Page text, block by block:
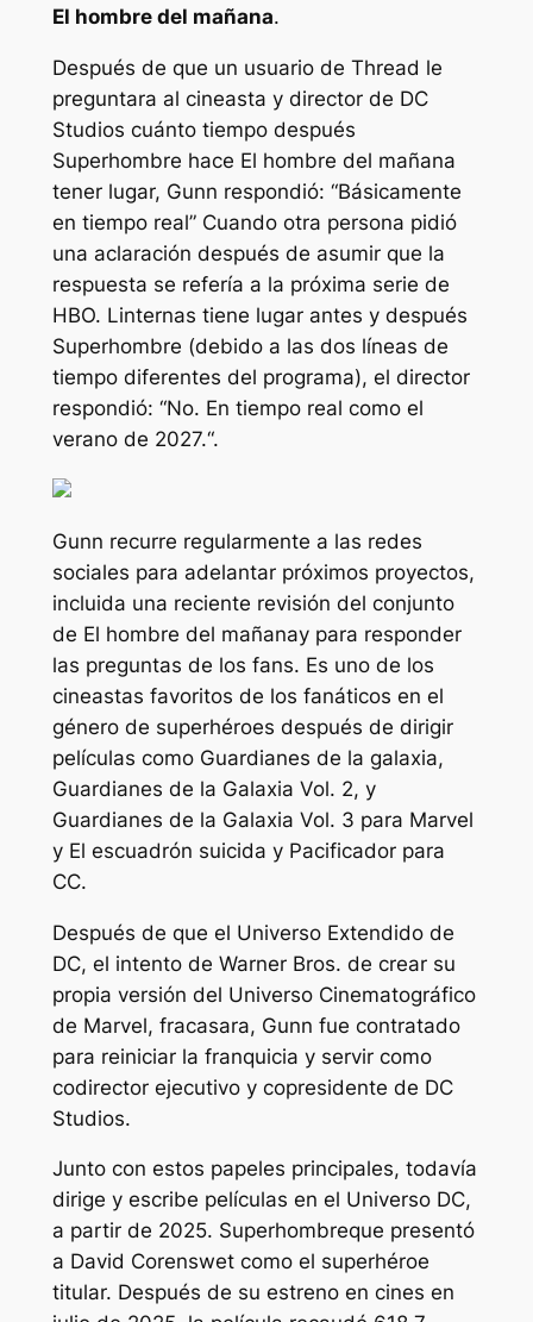
El hombre del mañana.
Después de que un usuario de Thread le
preguntara al cineasta y director de DC
Studios cuánto tiempo después
Superhombre hace El hombre del mañana
tener lugar, Gunn respondió: “Básicamente
en tiempo real” Cuando otra persona pidió
una aclaración después de asumir que la
respuesta se refería a la próxima serie de
HBO. Linternas tiene lugar antes y después
Superhombre (debido a las dos líneas de
tiempo diferentes del programa), el director
respondió: “No. En tiempo real como el
verano de 2027.“.
Gunn recurre regularmente a las redes
sociales para adelantar próximos proyectos,
incluida una reciente revisión del conjunto
de El hombre del mañanay para responder
las preguntas de los fans. Es uno de los
cineastas favoritos de los fanáticos en el
género de superhéroes después de dirigir
películas como Guardianes de la galaxia,
Guardianes de la Galaxia Vol. 2, y
Guardianes de la Galaxia Vol. 3 para Marvel
y El escuadrón suicida y Pacificador para
CC.
Después de que el Universo Extendido de
DC, el intento de Warner Bros. de crear su
propia versión del Universo Cinematográfico
de Marvel, fracasara, Gunn fue contratado
para reiniciar la franquicia y servir como
codirector ejecutivo y copresidente de DC
Studios.
Junto con estos papeles principales, todavía
dirige y escribe películas en el Universo DC,
a partir de 2025. Superhombreque presentó
a David Corenswet como el superhéroe
titular. Después de su estreno en cines en